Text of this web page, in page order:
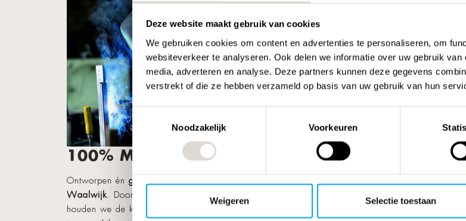
Deze website maakt gebruik van cookies
We gebruiken cookies om content en advertenties te personaliseren, om
websiteverkeer te analyseren. Ook delen we informatie over uw gebruik
media, adverteren en analyse. Deze partners kunnen deze gegevens
verstrekt of die ze hebben verzameld op basis van uw gebruik van hun
Toestemmingsselectie
Noodzakelijk
Voorkeuren
Weigeren Selectie toestaan
100% MADE IN NL
Ontworpen én geproduceerd in
Waalwijk. Door lokaal te werken
houden we de keten kort, beperken we
We gebruiken waar mogelijk
gerecyclede materialenen verwerken
grondstoffen uit afgedankte producten
bijvoorbeeld aan hout en staal dat we
opnieuw toepassen. Zo krijgt elk
modulair
stoffen kunnen
vervangen of